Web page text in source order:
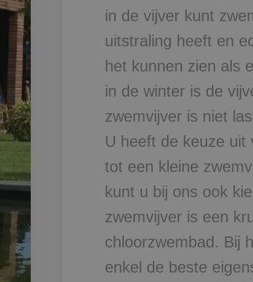
in de vijver kunt
uitstraling heeft en
het kunnen zien als
in de winter is de
zwemvijver is niet
U heeft de keuze uit
tot een kleine
kunt u bij ons ook
zwemvijver is een
chloorzwembad. Bij
enkel de beste